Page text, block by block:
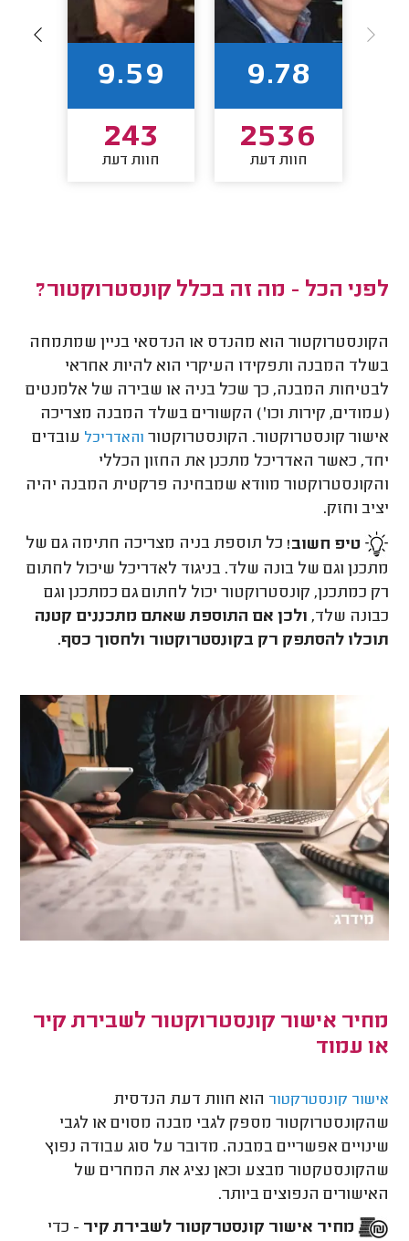
9.78
2536
חוות דעת
9.59
243
חוות דעת
לפני הכל - מה זה בכלל קונסטרוקטור?
הקונסטרוקטור הוא מהנדס או הנדסאי בניין שמתמחה
בשלד המבנה ותפקידו העיקרי הוא להיות אחראי
לבטיחות המבנה, כך שכל בניה או שבירה של אלמנטים
(עמודים, קירות וכו') הקשורים בשלד המבנה מצריכה
אישור קונסטרוקטור. הקונסטרוקטור והאדריכל עובדים
יחד, כאשר האדריכל מתכנן את החזון הכללי
והקונסטרוקטור מוודא שמבחינה פרקטית המבנה יהיה
יציב וחזק.
טיפ חשוב! כל תוספת בניה מצריכה חתימה גם של
מתכנן וגם של בונה שלד. בניגוד לאדריכל שיכול לחתום
רק כמתכנן, קונסטרוקטור יכול לחתום גם כמתכנן וגם
כבונה שלד, ולכן אם התוספת שאתם מתכננים קטנה
תוכלו להסתפק רק בקונסטרוקטור ולחסוך כסף.
מחיר אישור קונסטרוקטור לשבירת קיר
או עמוד
אישור קונסטרקטור הוא חוות דעת הנדסית
שהקונסטרוקטור מספק לגבי מבנה מסוים או לגבי
שינויים אפשריים במבנה. מדובר על סוג עבודה נפוץ
שהקונסטקטור מבצע וכאן נציג את המחרים של
האישורים הנפוצים ביותר.
מחיר אישור קונסטרקטור לשבירת קיר - כדי